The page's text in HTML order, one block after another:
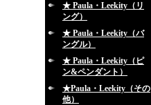
★ Paula・Leekity（リ
ング）
★ Paula・Leekity（バ
ングル）
★ Paula・Leekity（ピ
ン&ペンダント）
★Paula・Leekity（その
他）